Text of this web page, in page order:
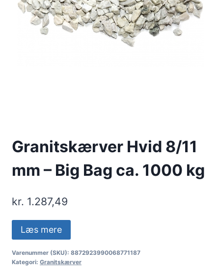
Granitskærver Hvid 8/11
mm – Big Bag ca. 1000 kg
kr. 1.287,49
Læs mere
Varenummer (SKU): 8872923990068771187
Kategori: Granitskærver